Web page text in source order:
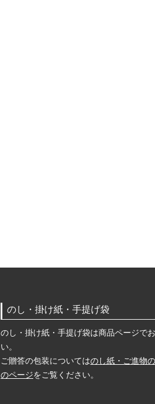
のし・掛け紙・手提げ袋
のし・掛け紙・手提げ袋は商品ページで
い。
ご贈答の包装についてはのし紙・ご進物
のページをご覧ください。